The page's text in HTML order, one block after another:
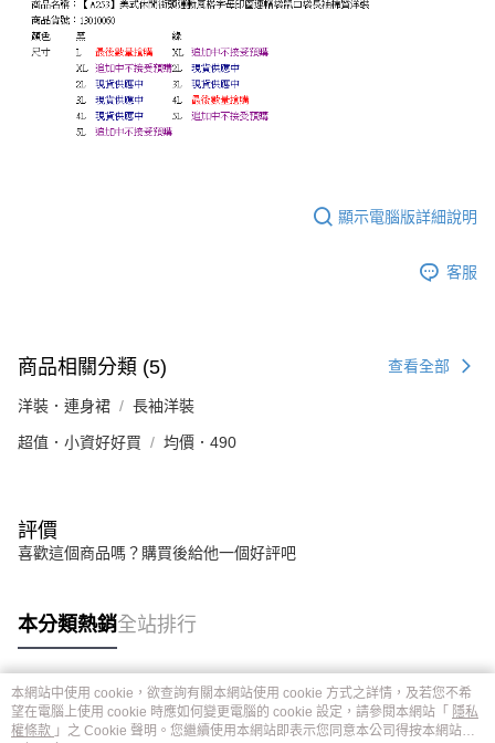
顯示電腦版詳細說明
客服
商品相關分類 (5) 查看全部
洋裝．連身裙 長袖洋裝
超值．小資好好買 均價．490
評價
喜歡這個商品嗎？購買後給他一個好評吧
本分類熱銷全站排行
熱門標籤
本網站中使用 cookie，欲查詢有關本網站使用 cookie 方式之詳情，及若您不希
望在電腦上使用 cookie 時應如何變更電腦的 cookie 設定，請參閱本網站「 隱私
權條款 」之 Cookie 聲明。您繼續使用本網站即表示您同意本公司得按本網站使